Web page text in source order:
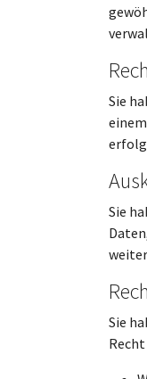
Sie
Sie
Sie